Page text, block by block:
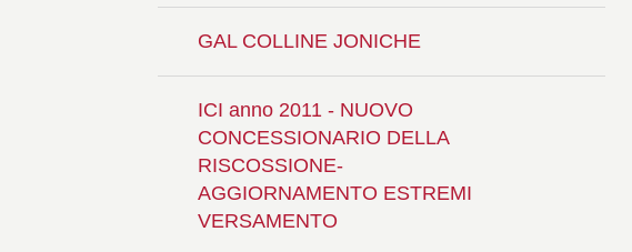
GAL COLLINE JONICHE
ICI anno 2011 - NUOVO
CONCESSIONARIO DELLA
RISCOSSIONE-
AGGIORNAMENTO ESTREMI
VERSAMENTO